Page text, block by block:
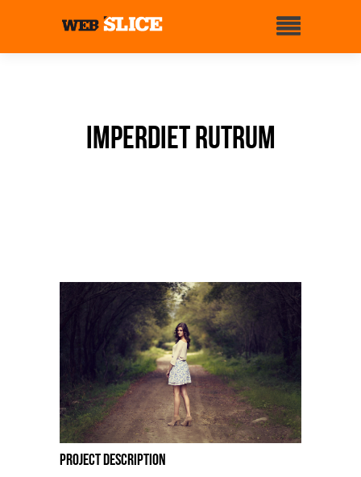
Imperdiet rutrum
Project Description